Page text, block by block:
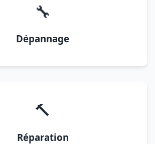
🔧
Dépannage
🔨
Réparation